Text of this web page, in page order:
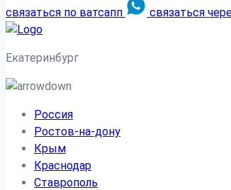
связаться по ватсапп связаться
Екатеринбург
Россия
Ростов-на-дону
Крым
Краснодар
Ставрополь